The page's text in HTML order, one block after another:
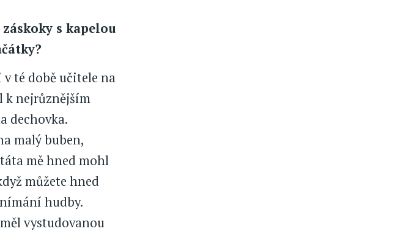
s kapelou
té době učitele na
k nejrůznějším
dechovka.
malý buben,
mě hned mohl
můžete hned
hudby.
vystudovanou